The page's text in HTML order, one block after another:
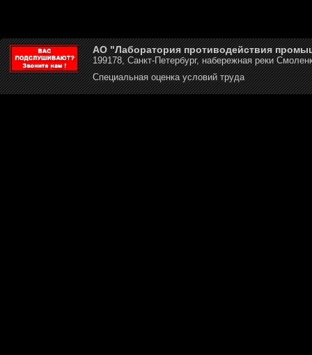
АО "Лаборатория противодействия
199178, Санкт-Петербург, набережная реки
Специальная оценка условий труда